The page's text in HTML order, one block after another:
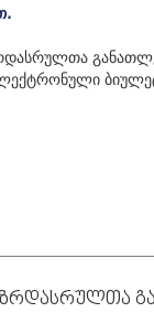
Ზრდასრულთა